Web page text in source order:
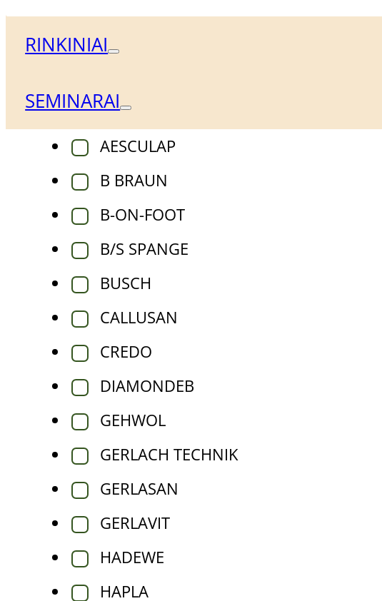
RINKINIAI
SEMINARAIACURATA
AESCULAP
B BRAUN
B-ON-FOOT
B/S SPANGE
BUSCH
CALLUSAN
CREDO
DIAMONDEB
GEHWOL
GERLACH TECHNIK
GERLASAN
GERLAVIT
HADEWE
HAPLA